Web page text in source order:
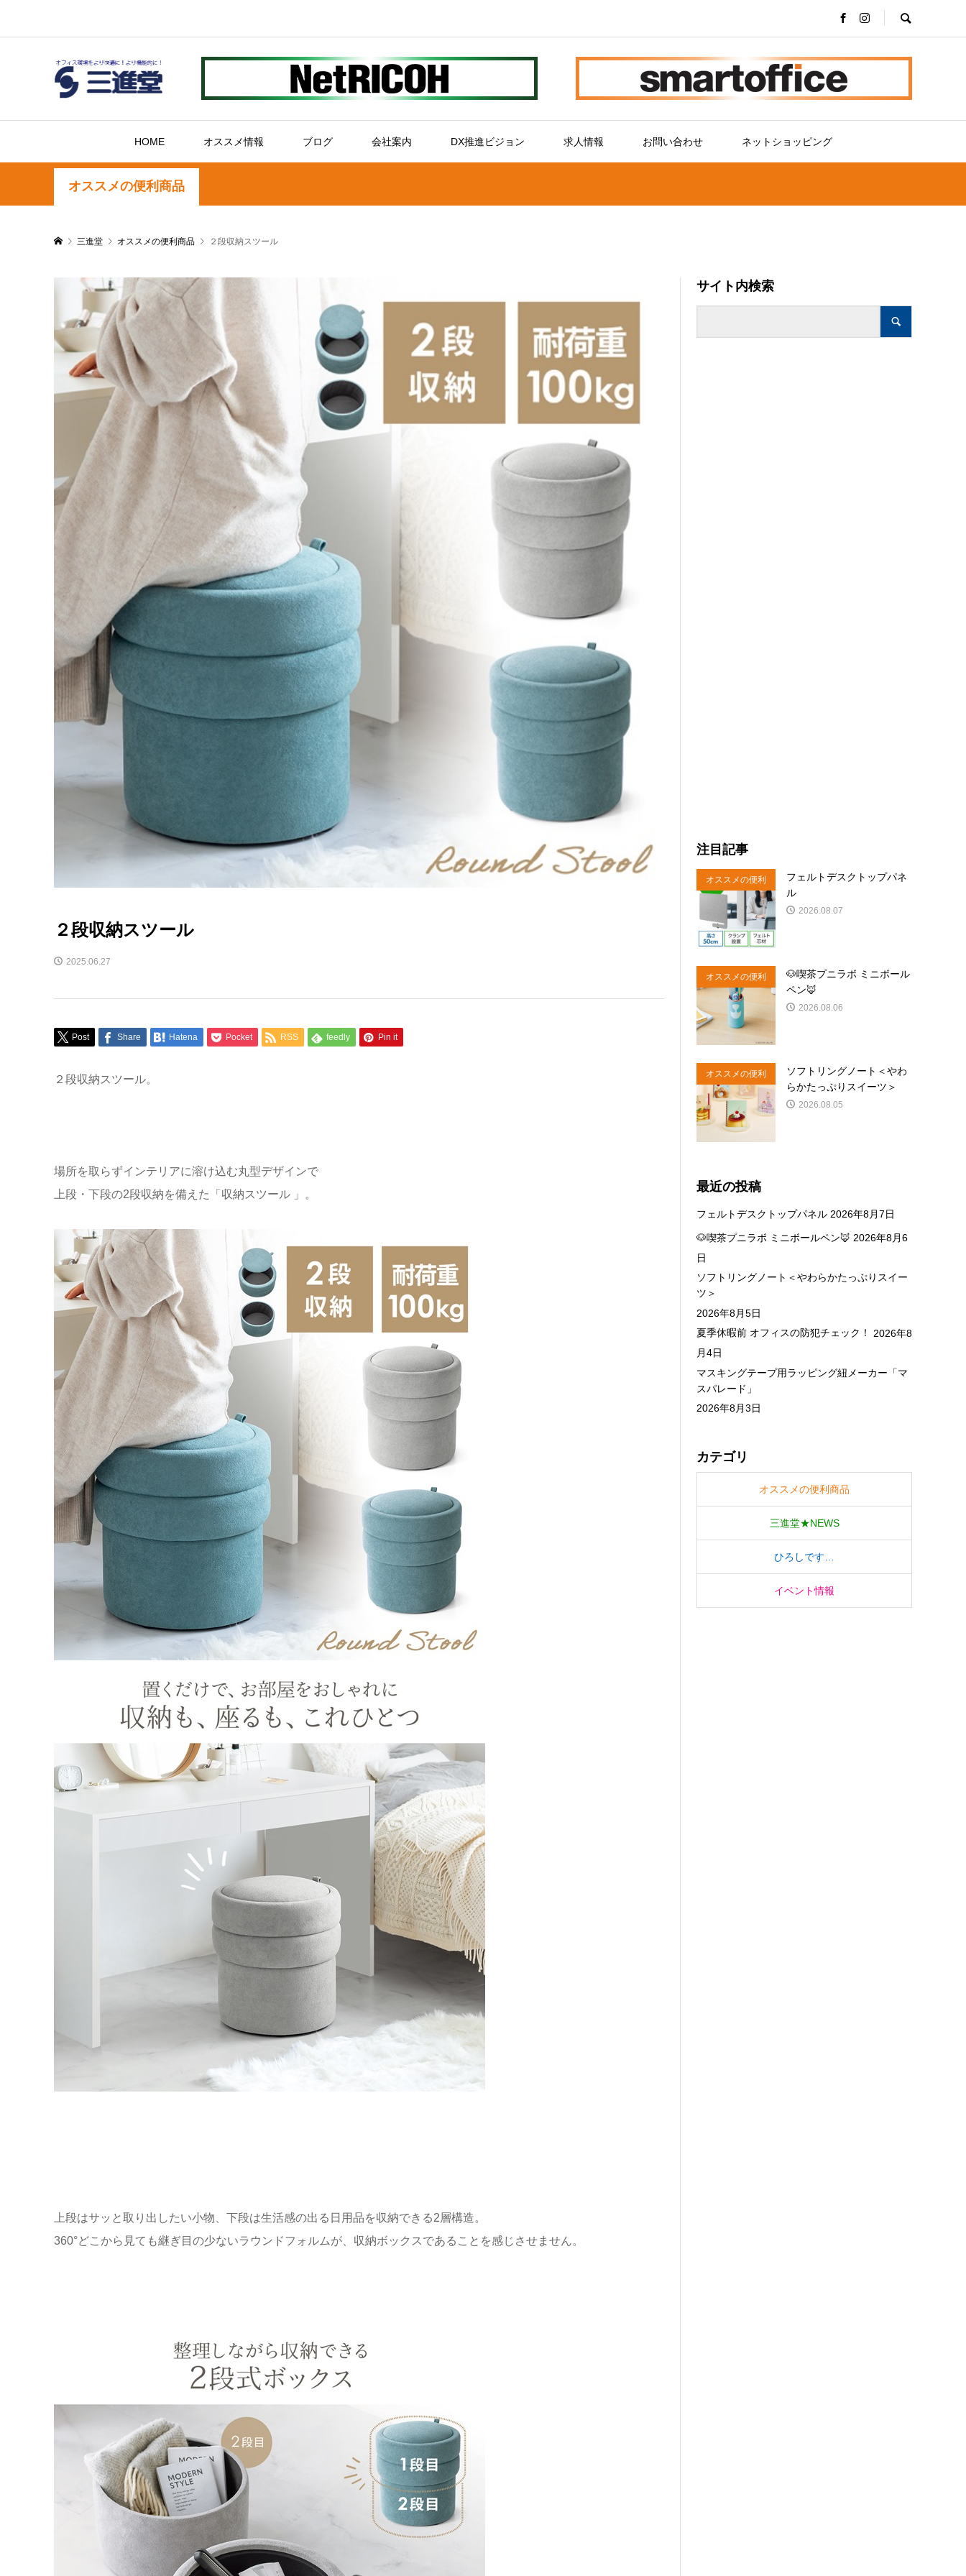
HOME オススメ情報 ブログ 会社案内 DX推進ビジョン 求人情報 お問い合わせ ネットショッピング
オススメの便利商品
三進堂 オススメの便利商品 ２段収納スツール
２段収納スツール
2025.06.27
Post Share Hatena Pocket RSS feedly Pin it
２段収納スツール。
場所を取らずインテリアに溶け込む丸型デザインで
上段・下段の2段収納を備えた「収納スツール 」。
上段はサッと取り出したい小物、下段は生活感の出る日用品を収納できる2層構造。
360°どこから見ても継ぎ目の少ないラウンドフォルムが、収納ボックスであることを感じさせません。
サイト内検索
注目記事
オススメの便利
商品
フェルトデスクトップパネ
ル
2026.08.07
オススメの便利
商品
🐶喫茶プニラボ ミニボール
ペン🦊
2026.08.06
オススメの便利
商品
ソフトリングノート＜やわ
らかたっぷりスイーツ＞
2026.08.05
最近の投稿
フェルトデスクトップパネル 2026年8月7日
🐶喫茶プニラボ ミニボールペン🦊 2026年8月6
日
ソフトリングノート＜やわらかたっぷりスイー
ツ＞
2026年8月5日
夏季休暇前 オフィスの防犯チェック！
2026年8
月4日
マスキングテープ用ラッピング紐メーカー「マ
スパレード」
2026年8月3日
カテゴリ
オススメの便利商品
三進堂★NEWS
ひろしです…
イベント情報